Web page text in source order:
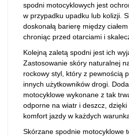
spodni motocyklowych jest
w przypadku upadku lub kolizji.
doskonałą barierę między
chroniąc przed otarciami i
Kolejną zaletą spodni jest ich
Zastosowanie skóry naturalnej
rockowy styl, który z pewnością
innych użytkowników drogi.
motocyklowe wykonane z tak
odporne na wiatr i deszcz,
komfort jazdy w każdych
Skórzane spodnie motocyklowe